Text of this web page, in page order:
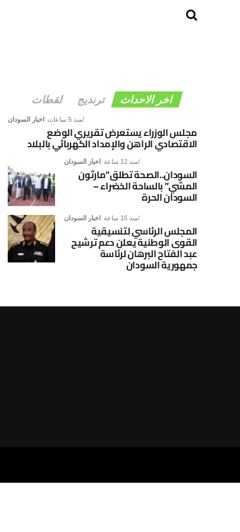
اخر الاحداث ترنديج لقطات
اخبار السودان منذ 5 ساعات
مجلس الوزراء يستعرض تقريري الوضع
الاقتصادي الراهن والإمداد الكهربائي بالبلاد
اخبار السودان منذ 12 ساعة
السودان..الصحة تطلق”مارثون
المشي” بالساحة الخضراء –
السودان الحرة
اخبار السودان منذ 15 ساعة
المجلس الرئاسي لتنسيقية
القوى الوطنية يعلن دعم ترشيح
عبد الفتاح البرهان لرئاسة
جمهورية السودان